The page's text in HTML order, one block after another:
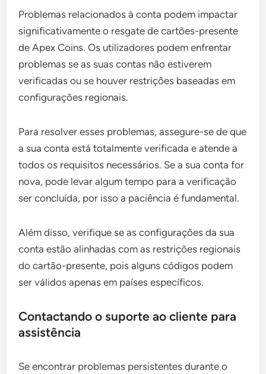
Problemas relacionados à conta podem impactar
significativamente o resgate de cartões-presente
de Apex Coins. Os utilizadores podem enfrentar
problemas se as suas contas não estiverem
verificadas ou se houver restrições baseadas em
configurações regionais.
Para resolver esses problemas, assegure-se de que
a sua conta está totalmente verificada e atende a
todos os requisitos necessários. Se a sua conta for
nova, pode levar algum tempo para a verificação
ser concluída, por isso a paciência é fundamental.
Além disso, verifique se as configurações da sua
conta estão alinhadas com as restrições regionais
do cartão-presente, pois alguns códigos podem
ser válidos apenas em países específicos.
Contactando o suporte ao cliente para
assistência
Se encontrar problemas persistentes durante o